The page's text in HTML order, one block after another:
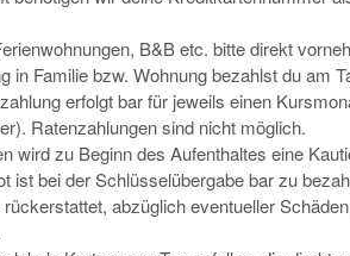
B&B etc. bitte direkt
in Familie bzw. Wohnung bezahlst du am
erfolgt bar für jeweils einen
Ratenzahlungen sind nicht möglich.
wird zu Beginn des Aufenthaltes eine
ist bei der Schlüsselübergabe bar zu
abzüglich eventueller